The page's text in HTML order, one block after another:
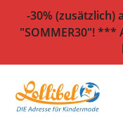
-30% (zusätzlich)
"SOMMER30"! ***